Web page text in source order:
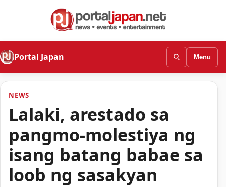
Portal Japan Menu
NEWS
Lalaki, arestado sa
pangmo-molestiya ng
isang batang babae sa
loob ng sasakyan